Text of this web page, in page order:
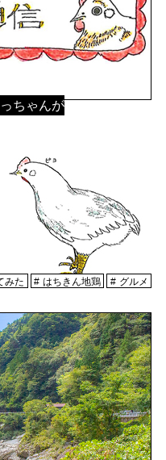
ちゃんが
みた はちきん地鶏 グルメ